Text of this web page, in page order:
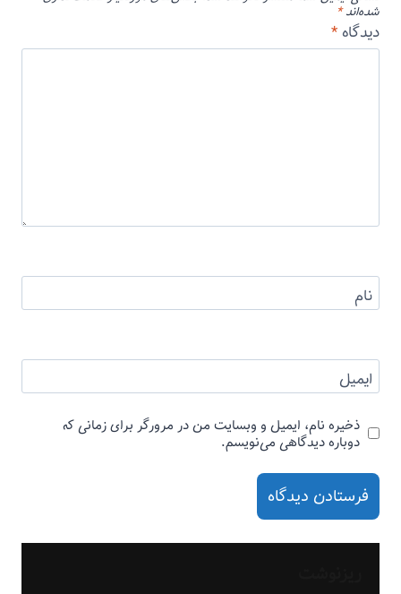
شده‌اند*
دیدگاه *
نام
ایمیل
ذخیره نام، ایمیل و وبسایت من در مرورگر برای زمانی که
دوباره دیدگاهی می‌نویسم.